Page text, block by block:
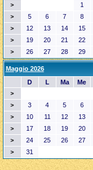
> 1
> 5 6 7 8
> 12 13 14 15
> 19 20 21 22
> 26 27 28 29
Maggio 2026
D
L Ma Me
>
> 3 4 5 6
> 10 11 12 13
> 17 18 19 20
> 24 25 26 27
> 31